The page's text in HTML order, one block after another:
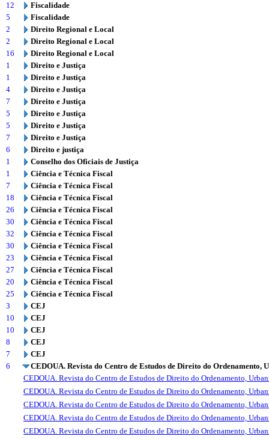
12
Fiscalidade
5
Fiscalidade
2
Direito Regional e Local
2
Direito Regional e Local
16
Direito Regional e Local
1
Direito e Justiça
1
Direito e Justiça
4
Direito e Justiça
7
Direito e Justiça
5
Direito e Justiça
5
Direito e Justiça
7
Direito e Justiça
6
Direito e justiça
1
Conselho dos Oficiais de Justiça
1
Ciência e Técnica Fiscal
7
Ciência e Técnica Fiscal
18
Ciência e Técnica Fiscal
26
Ciência e Técnica Fiscal
30
Ciência e Técnica Fiscal
32
Ciência e Técnica Fiscal
30
Ciência e Técnica Fiscal
23
Ciência e Técnica Fiscal
27
Ciência e Técnica Fiscal
20
Ciência e Técnica Fiscal
25
Ciência e Técnica Fiscal
3
CEJ
10
CEJ
10
CEJ
8
CEJ
7
CEJ
6
CEDOUA. Revista do Centro de Estudos de Direito do Ordenamento,
CEDOUA. Revista do Centro de Estudos de Direito do Ordenamento,
CEDOUA. Revista do Centro de Estudos de Direito do Ordenamento,
CEDOUA. Revista do Centro de Estudos de Direito do Ordenamento,
CEDOUA. Revista do Centro de Estudos de Direito do Ordenamento,
CEDOUA. Revista do Centro de Estudos de Direito do Ordenamento,